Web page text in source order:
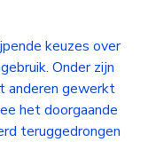
keuzes over
Onder zijn
anderen gewerkt
het doorgaande
teruggedrongen